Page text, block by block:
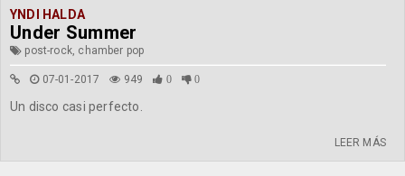
YNDI HALDA
Under Summer
post-rock, chamber pop
07-01-2017 949 0 0
Un disco casi perfecto.
LEER MÁS